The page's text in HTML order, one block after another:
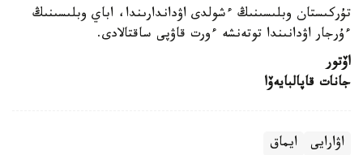
تۇركىستان وبلىسىنىڭ ءشولدى اۋداندارىندا، اباي وبلىسىنىڭ
ءۇرجار اۋدانىندا توتەنشە ءورت قاۋپى ساقتالادى.
اۆتور
جانات قاپالبايەۆا
اۋارايى ايماق